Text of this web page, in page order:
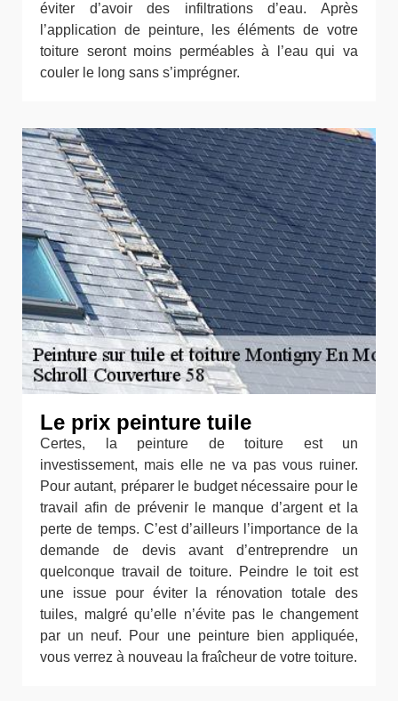
éviter d’avoir des infiltrations d’eau. Après
l’application de peinture, les éléments de votre
toiture seront moins perméables à l’eau qui va
couler le long sans s’imprégner.
Le prix peinture tuile
Certes, la peinture de toiture est un
investissement, mais elle ne va pas vous ruiner.
Pour autant, préparer le budget nécessaire pour le
travail afin de prévenir le manque d’argent et la
perte de temps. C’est d’ailleurs l’importance de la
demande de devis avant d’entreprendre un
quelconque travail de toiture. Peindre le toit est
une issue pour éviter la rénovation totale des
tuiles, malgré qu’elle n’évite pas le changement
par un neuf. Pour une peinture bien appliquée,
vous verrez à nouveau la fraîcheur de votre toiture.